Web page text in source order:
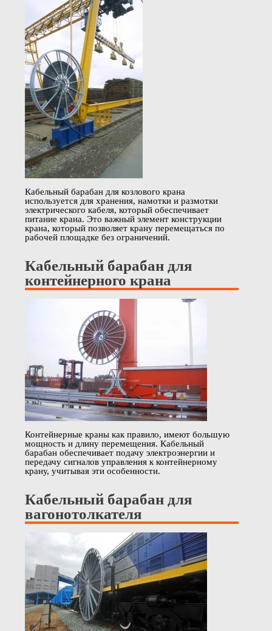
Кабельный барабан для козлового крана
используется для хранения, намотки и размотки
электрического кабеля, который обеспечивает
питание крана. Это важный элемент конструкции
крана, который позволяет крану перемещаться по
рабочей площадке без ограничений.
Кабельный барабан для
контейнерного крана
Контейнерные краны как правило, имеют большую
мощность и длину перемещения. Кабельный
барабан обеспечивает подачу электроэнергии и
передачу сигналов управления к контейнерному
крану, учитывая эти особенности.
Кабельный барабан для
вагонотолкателя